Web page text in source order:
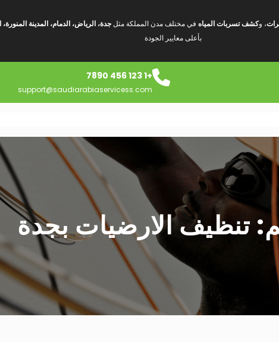
، وكشف تسربات المياه في مختلف مدن المملكة مثلجدة، الرياض، الدمام، المدينة
بأعلى معايير الجودة
+1 123 456 7890
support@saudiarabiaservicess.com
تنظيف الارضيات بجدة